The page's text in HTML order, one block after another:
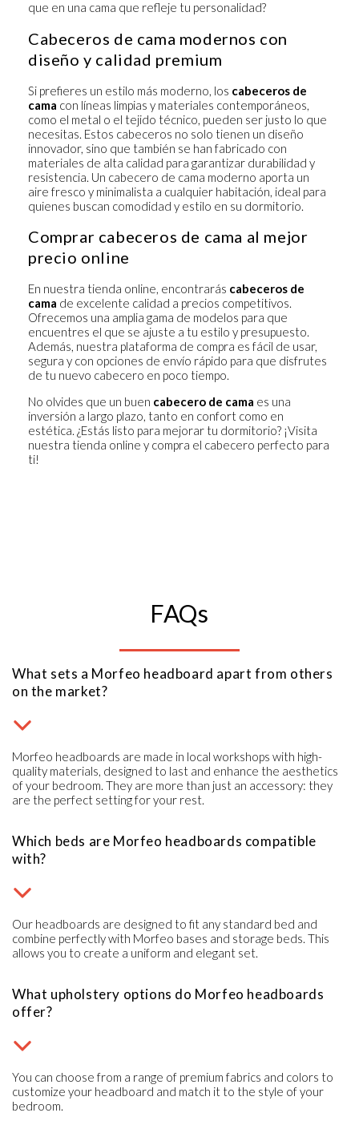
que en una cama que refleje tu personalidad?
Cabeceros de cama modernos con
diseño y calidad premium
Si prefieres un estilo más moderno, los cabeceros de
cama con líneas limpias y materiales contemporáneos,
como el metal o el tejido técnico, pueden ser justo lo que
necesitas. Estos cabeceros no solo tienen un diseño
innovador, sino que también se han fabricado con
materiales de alta calidad para garantizar durabilidad y
resistencia. Un cabecero de cama moderno aporta un
aire fresco y minimalista a cualquier habitación, ideal para
quienes buscan comodidad y estilo en su dormitorio.
Comprar cabeceros de cama al mejor
precio online
En nuestra tienda online, encontrarás cabeceros de
cama de excelente calidad a precios competitivos.
Ofrecemos una amplia gama de modelos para que
encuentres el que se ajuste a tu estilo y presupuesto.
Además, nuestra plataforma de compra es fácil de usar,
segura y con opciones de envío rápido para que disfrutes
de tu nuevo cabecero en poco tiempo.
No olvides que un buen cabecero de cama es una
inversión a largo plazo, tanto en confort como en
estética. ¿Estás listo para mejorar tu dormitorio? ¡Visita
nuestra tienda online y compra el cabecero perfecto para
ti!
FAQs
What sets a Morfeo headboard apart from others
on the market?
Morfeo headboards are made in local workshops with high-
quality materials, designed to last and enhance the aesthetics
of your bedroom. They are more than just an accessory: they
are the perfect setting for your rest.
Which beds are Morfeo headboards compatible
with?
Our headboards are designed to fit any standard bed and
combine perfectly with Morfeo bases and storage beds. This
allows you to create a uniform and elegant set.
What upholstery options do Morfeo headboards
offer?
You can choose from a range of premium fabrics and colors to
customize your headboard and match it to the style of your
bedroom.